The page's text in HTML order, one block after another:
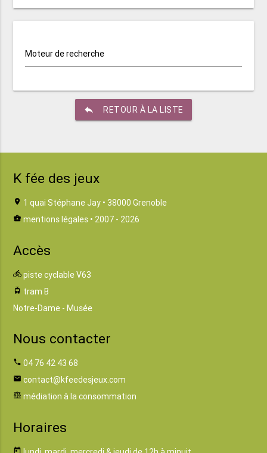
Moteur de recherche
reply RETOUR À LA LISTE
K fée des jeux
location_on 1 quai Stéphane Jay • 38000 Grenoble
business_center mentions légales • 2007 - 2026
Accès
directions_bike piste cyclable V63
tram tram B
Notre-Dame - Musée
Nous contacter
phone 04 76 42 43 68
email contact@kfeedesjeux.com
balance médiation à la consommation
Horaires
today